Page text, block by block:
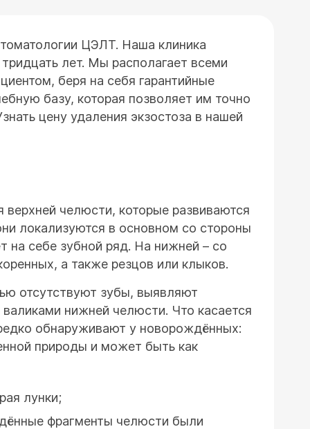
ЦЭЛТ. Наша клиника
лет. Мы располагает всеми
беря на себя гарантийные
базу, которая позволяет им точно
цену удаления экзостоза в нашей
челюсти, которые развиваются
локализуются в основном со стороны
на себе зубной ряд. На нижней – со
а также резцов или клыков.
отсутствуют зубы, выявляют
нижней челюсти. Что касается
обнаруживают у новорождённых:
природы и может быть как
лунки;
фрагменты челюсти были